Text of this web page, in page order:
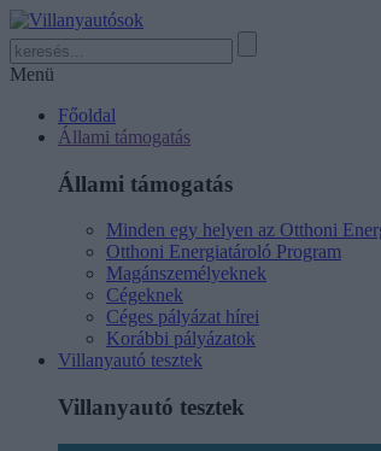
Menü
Főoldal
Állami támogatás
Állami támogatás
Minden egy helyen az Otthoni
Otthoni Energiatároló Program
Magánszemélyeknek
Cégeknek
Céges pályázat hírei
Korábbi pályázatok
Villanyautó tesztek
Villanyautó tesztek